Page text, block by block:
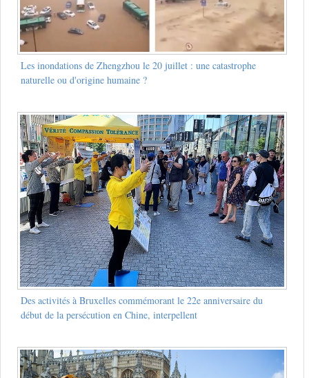
Les inondations de Zhengzhou le 20 juillet : une catastrophe
naturelle ou d'origine humaine ?
Des activités à Bruxelles commémorant le 22e anniversaire du
début de la persécution en Chine, interpellent